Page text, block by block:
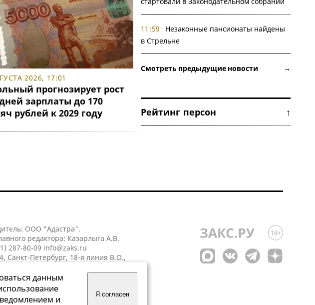
2026, 17:01
прогнозирует рост
зарплаты до 170
рублей к 2029 году
11:59
Незаконные пансионаты найдены
в Стрельне
Смотреть предыдущие новости →
Рейтинг персон ↑
ООО "Адастра".
редактора: Казарлыга А.В.
287-80-09 info@zaks.ru
Санкт-Петербург, 18-я линия В.О.,
данным
и
Я согласен